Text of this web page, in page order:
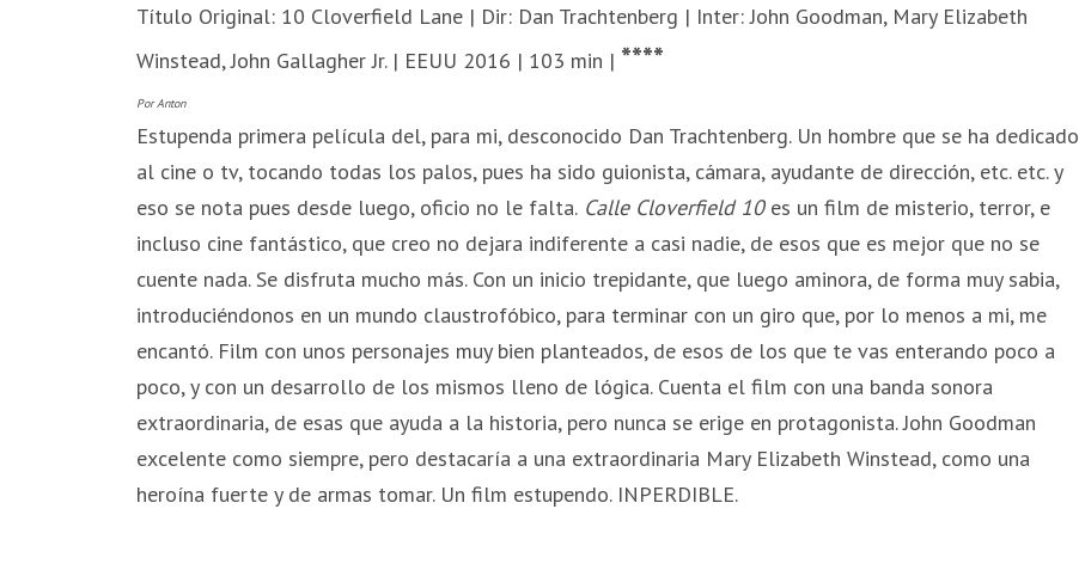
Título Original: 10 Cloverfield Lane | Dir: Dan Trachtenberg | Inter: John Goodman, Mary Elizabeth
Winstead, John Gallagher Jr. | EEUU 2016 | 103 min | ****
Por Anton
Estupenda primera película del, para mi, desconocido Dan Trachtenberg. Un hombre que se ha dedicado
al cine o tv, tocando todas los palos, pues ha sido guionista, cámara, ayudante de dirección, etc. etc. y
eso se nota pues desde luego, oficio no le falta. Calle Cloverfield 10es un film de misterio, terror, e
incluso cine fantástico, que creo no dejara indiferente a casi nadie, de esos que es mejor que no se
cuente nada. Se disfruta mucho más. Con un inicio trepidante, que luego aminora, de forma muy sabia,
introduciéndonos en un mundo claustrofóbico, para terminar con un giro que, por lo menos a mi, me
encantó. Film con unos personajes muy bien planteados, de esos de los que te vas enterando poco a
poco, y con un desarrollo de los mismos lleno de lógica. Cuenta el film con una banda sonora
extraordinaria, de esas que ayuda a la historia, pero nunca se erige en protagonista. John Goodman
excelente como siempre, pero destacaría a una extraordinaria Mary Elizabeth Winstead, como una
heroína fuerte y de armas tomar. Un film estupendo. INPERDIBLE.